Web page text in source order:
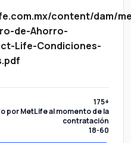
content/dam/
de-Ahorro-
Life-Condiciones-
175+
por MetLife al momento de la
contratación
18-60